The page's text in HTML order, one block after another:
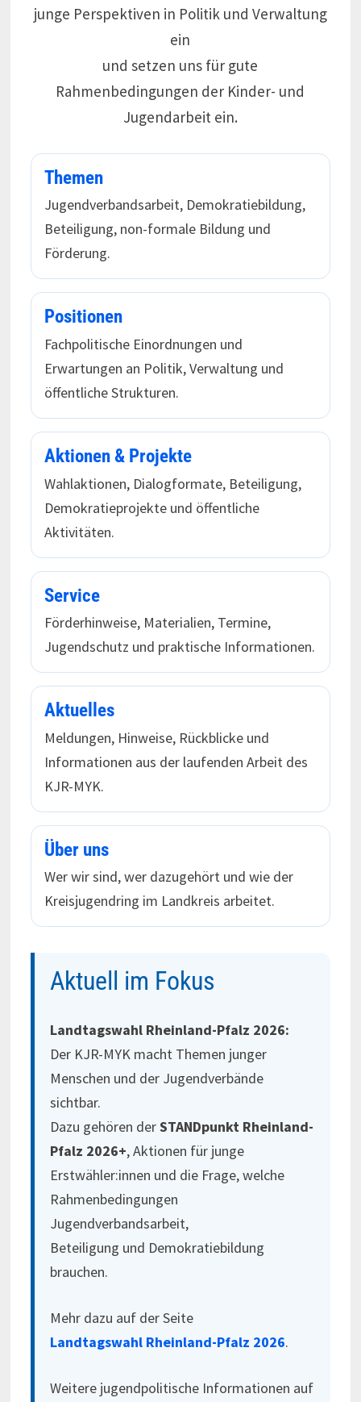
junge Perspektiven in Politik und Verwaltung
ein
und setzen uns für gute
Rahmenbedingungen der Kinder- und
Jugendarbeit ein.
Themen
Jugendverbandsarbeit, Demokratiebildung,
Beteiligung, non-formale Bildung und
Förderung.
Positionen
Fachpolitische Einordnungen und
Erwartungen an Politik, Verwaltung und
öffentliche Strukturen.
Aktionen & Projekte
Wahlaktionen, Dialogformate, Beteiligung,
Demokratieprojekte und öffentliche
Aktivitäten.
Service
Förderhinweise, Materialien, Termine,
Jugendschutz und praktische Informationen.
Aktuelles
Meldungen, Hinweise, Rückblicke und
Informationen aus der laufenden Arbeit des
KJR-MYK.
Über uns
Wer wir sind, wer dazugehört und wie der
Kreisjugendring im Landkreis arbeitet.
Aktuell im Fokus
Landtagswahl Rheinland-Pfalz 2026:
Der KJR-MYK macht Themen junger
Menschen und der Jugendverbände
sichtbar.
Dazu gehören derSTANDpunkt Rheinland-
Pfalz 2026+, Aktionen für junge
Erstwähler:innen und die Frage, welche
Rahmenbedingungen
Jugendverbandsarbeit,
Beteiligung und Demokratiebildung
brauchen.
Mehr dazu auf der Seite
Landtagswahl Rheinland-Pfalz 2026.
Weitere jugendpolitische Informationen auf